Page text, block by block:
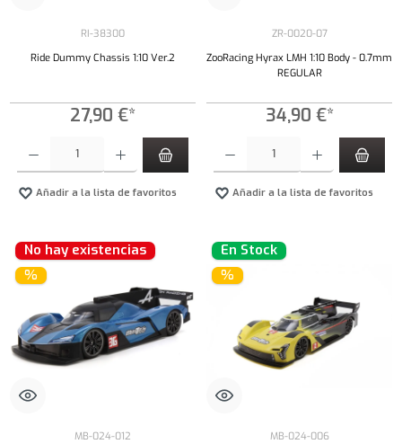
RI-38300
Ride Dummy Chassis 1:10 Ver.2
27,90 €*
Añadir a la lista de favoritos
ZR-0020-07
ZooRacing Hyrax LMH 1:10 Body - 0.7mm
REGULAR
34,90 €*
Añadir a la lista de favoritos
No hay existencias
%
MB-024-012
En Stock
%
MB-024-006